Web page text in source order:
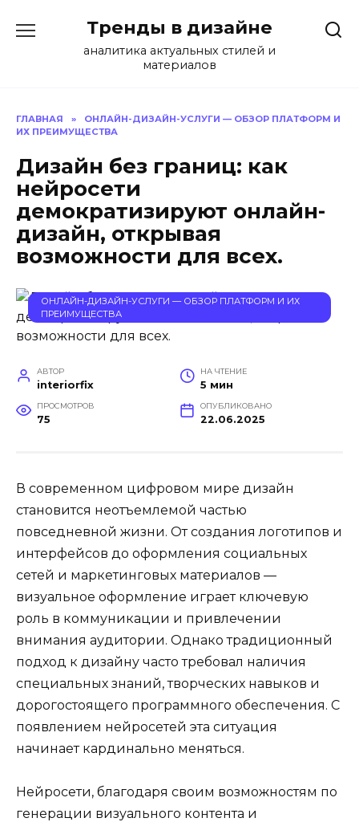
содержанию
Тренды в дизайне
аналитика актуальных стилей и
материалов
ГЛАВНАЯ »
ОНЛАЙН-ДИЗАЙН-УСЛУГИ — ОБЗОР ПЛАТФОРМ И
ИХ ПРЕИМУЩЕСТВА
Дизайн без границ: как
нейросети
демократизируют онлайн-
дизайн, открывая
возможности для всех.
ОНЛАЙН-ДИЗАЙН-УСЛУГИ — ОБЗОР ПЛАТФОРМ И ИХ
ПРЕИМУЩЕСТВА
АВТОР
interiorfix
НА ЧТЕНИЕ
5 мин
ПРОСМОТРОВ
75
ОПУБЛИКОВАНО
22.06.2025
В современном цифровом мире дизайн
становится неотъемлемой частью
повседневной жизни. От создания логотипов и
интерфейсов до оформления социальных
сетей и маркетинговых материалов —
визуальное оформление играет ключевую
роль в коммуникации и привлечении
внимания аудитории. Однако традиционный
подход к дизайну часто требовал наличия
специальных знаний, творческих навыков и
дорогостоящего программного обеспечения. С
появлением нейросетей эта ситуация
начинает кардинально меняться.
Нейросети, благодаря своим возможностям по
генерации визуального контента и